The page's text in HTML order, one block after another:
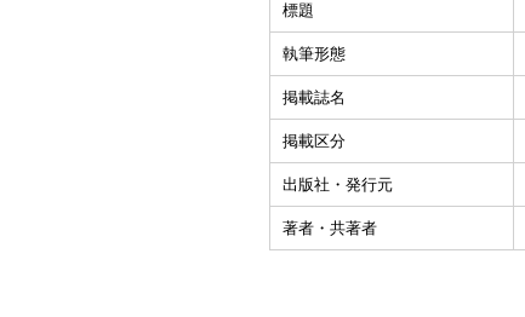
標題
執筆形態
掲載誌名
掲載区分
出版社・発行元
著者・共著者